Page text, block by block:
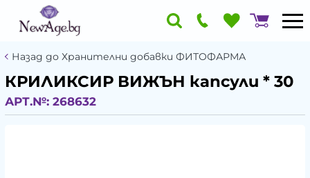
Назад до Хранителни добавки ФИТОФАРМА
КРИЛИКСИР ВИЖЪН капсули * 30
АРТ.№: 268632